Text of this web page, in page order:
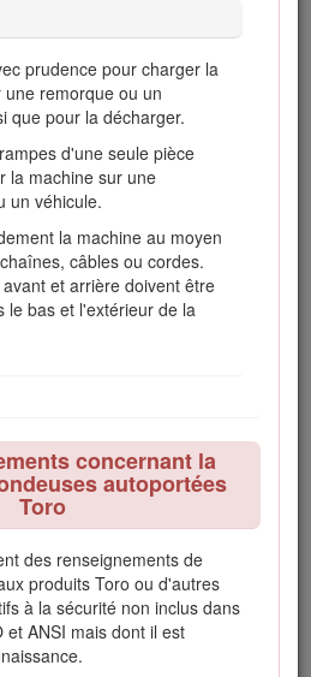
prudence pour charger la
une remorque ou un
que pour la décharger.
d'une seule pièce
la machine sur une
un véhicule.
la machine au moyen
câbles ou cordes.
et arrière doivent être
le bas et l'extérieur de la
concernant la
autoportées
Toro
des renseignements de
produits Toro ou d'autres
à la sécurité non inclus dans
et ANSI mais dont il est
machine sous l'emprise de
ou de médicaments.
causer des blessures graves
vous voyez des éclairs ou
le tonnerre à proximité,
machine et mettez-vous à
prudence pour charger la
remorque ou un camion,
la décharger.
à l'approche de tournants
de buissons, d'arbres ou
susceptibles de masquer la
écrous, boulons et vis
pour garantir l'utilisation
dans le réservoir, ne
machine dans un bâtiment où
de rencontrer une
une étincelle.